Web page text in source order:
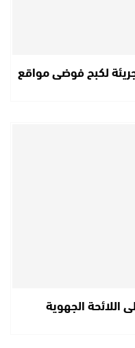
لكبح فوضى مواقع
اللائحة الجهوية